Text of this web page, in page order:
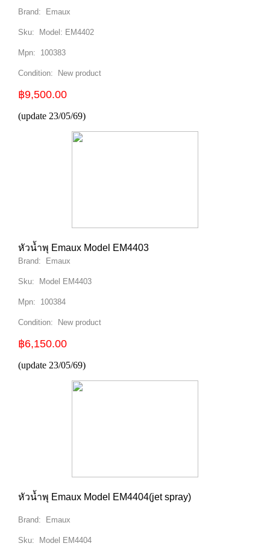
Brand: Emaux
Sku: Model: EM4402
Mpn: 100383
Condition: New product
฿9,500.00
(update 23/05/69)
หัวน้ำพุ Emaux Model EM4403
Brand: Emaux
Sku: Model EM4403
Mpn: 100384
Condition: New product
฿6,150.00
(update 23/05/69)
หัวน้ำพุ Emaux Model EM4404(jet spray)
Brand: Emaux
Sku: Model EM4404